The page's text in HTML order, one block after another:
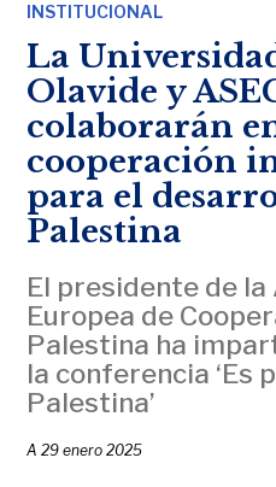
INSTITUCIONAL
La
Olavide y
colaborarán
cooperación
para el
Palestina
El presidente de la
Europea de
Palestina ha
la conferencia ‘Es
Palestina’
A29 enero 2025